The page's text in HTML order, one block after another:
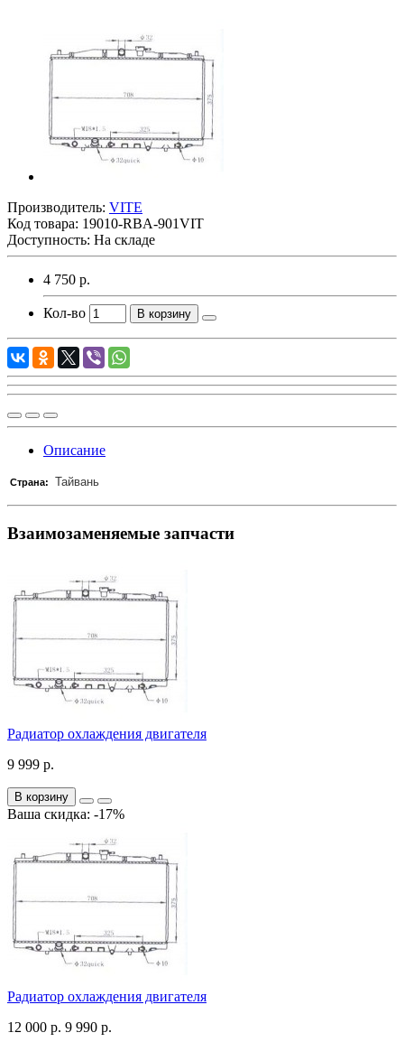
Производитель: VITE
Код товара: 19010-RBA-901VIT
Доступность: На складе
4 750 р.
Кол-во В корзину
Описание
Страна: Тайвань
Взаимозаменяемые запчасти
Радиатор охлаждения двигателя
9 999 р.
В корзину
Ваша скидка: -17%
Радиатор охлаждения двигателя
12 000 р. 9 990 р.